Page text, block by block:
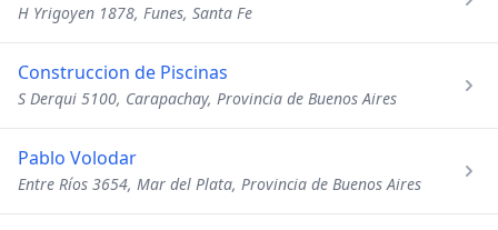
H Yrigoyen 1878, Funes, Santa Fe
Construccion de Piscinas
S Derqui 5100, Carapachay, Provincia de Buenos Aires
Pablo Volodar
Entre Ríos 3654, Mar del Plata, Provincia de Buenos Aires